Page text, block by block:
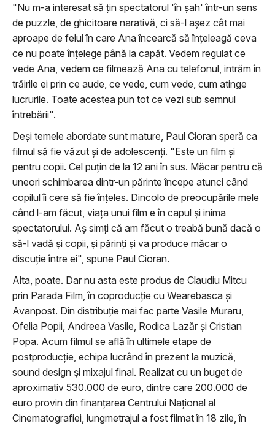
"Nu m-a interesat să țin spectatorul 'în șah' într-un sens
de puzzle, de ghicitoare narativă, ci să-l așez cât mai
aproape de felul în care Ana încearcă să înțeleagă ceva
ce nu poate înțelege până la capăt. Vedem regulat ce
vede Ana, vedem ce filmează Ana cu telefonul, intrăm în
trăirile ei prin ce aude, ce vede, cum vede, cum atinge
lucrurile. Toate acestea pun tot ce vezi sub semnul
întrebării".
Deși temele abordate sunt mature, Paul Cioran speră ca
filmul să fie văzut și de adolescenți. "Este un film și
pentru copii. Cel puțin de la 12 ani în sus. Măcar pentru că
uneori schimbarea dintr-un părinte începe atunci când
copilul îi cere să fie înțeles. Dincolo de preocupările mele
când l-am făcut, viața unui film e în capul și inima
spectatorului. Aș simți că am făcut o treabă bună dacă o
să-l vadă și copii, și părinți și va produce măcar o
discuție între ei", spune Paul Cioran.
Alta, poate. Dar nu asta este produs de Claudiu Mitcu
prin Parada Film, în coproducție cu Wearebasca și
Avanpost. Din distribuție mai fac parte Vasile Muraru,
Ofelia Popii, Andreea Vasile, Rodica Lazăr și Cristian
Popa. Acum filmul se află în ultimele etape de
postproducție, echipa lucrând în prezent la muzică,
sound design și mixajul final. Realizat cu un buget de
aproximativ 530.000 de euro, dintre care 200.000 de
euro provin din finanțarea Centrului Național al
Cinematografiei, lungmetrajul a fost filmat în 18 zile, în